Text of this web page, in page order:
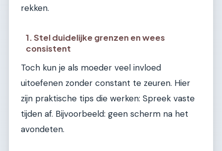
rekken.
1. Stel duidelijke grenzen en wees
consistent
Toch kun je als moeder veel invloed
uitoefenen zonder constant te zeuren. Hier
zijn praktische tips die werken: Spreek vaste
tijden af. Bijvoorbeeld: geen scherm na het
avondeten.